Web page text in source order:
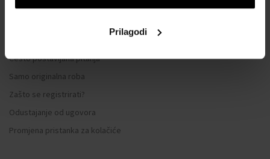
Prilagodi
Često postavljana pitanja
Samo originalna roba
Zašto se registrirati?
Odustajanje od ugovora
Promjena pristanka za kolačiće